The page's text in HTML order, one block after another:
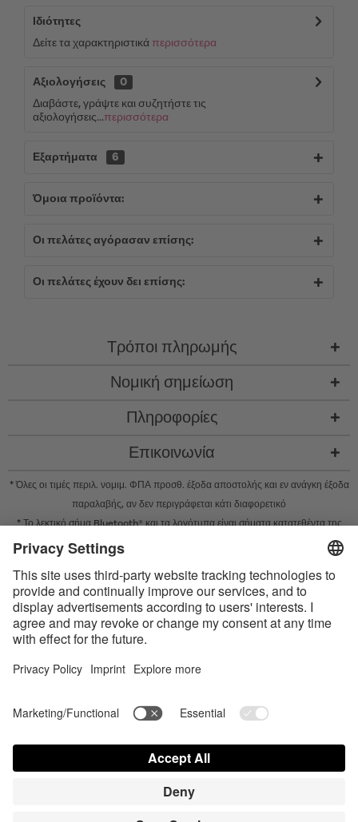
Ιδιότητες
Δείτε τα χαρακτηριστικά περισσότερα
Αξιολογήσεις
0
Διαβάστε, γράψτε και συζητήστε τις
αξιολογήσεις...περισσότερα
Εξαρτήματα 6
Όμοια προϊόντα:
Οι πελάτες αγόρασαν επίσης:
Οι πελάτες έχουν δει επίσης:
Τρόποι πληρωμής
Νομική σημείωση
Πληροφορίες
Επικοινωνία
* Όλες οι τιμές περιλ. νομιμ. ΦΠΑ προσθ. έξοδα αποστολής και εν ανάγκη έξοδα
παραλαβής, αν δεν περιγράφεται κάτι διαφορετικό
* Το λεκτικό σήμα Bluetooth® και τα λογότυπα είναι σήματα κατατεθέντα της
Bluetooth SIG, Inc. και η χρήση τέτοιων σημάτων από την Satisfyer GmbH
Το Apple, το λογότυπο Apple και το Apple Watch είναι εμπορικά σήματα της
Apple Inc. Το Google Play και το λογότυπο του Google Play είναι εμπορικά
σήματα της Google LLC.
Contact us today